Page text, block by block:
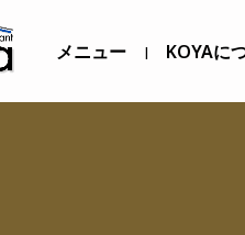
メニュー | KOYAに